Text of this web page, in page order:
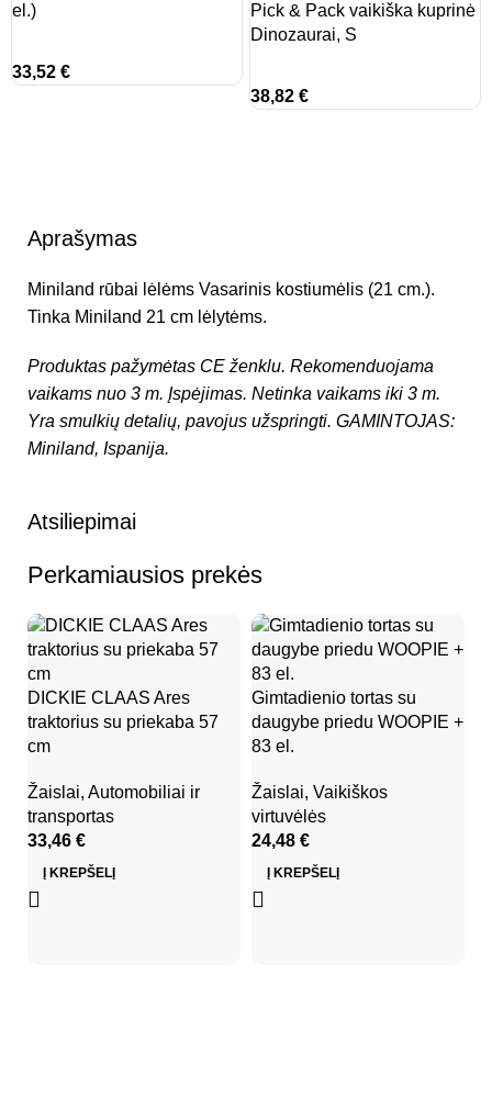
el.)
33,52€
Pick & Pack vaikiška kuprinė
Dinozaurai, S
38,82 €
Aprašymas
Miniland rūbai lėlėms Vasarinis kostiumėlis (21 cm.).
Tinka Miniland 21 cm lėlytėms.
Produktas pažymėtas CE ženklu. Rekomenduojama
vaikams nuo 3 m. Įspėjimas. Netinka vaikams iki 3 m.
Yra smulkių detalių, pavojus užspringti. GAMINTOJAS:
Miniland, Ispanija.
Atsiliepimai
Perkamiausios prekės
DICKIE CLAAS Ares
traktorius su priekaba 57
cm
Žaislai, Automobiliai ir
transportas
33,46 €
Į KREPŠELĮ
Gimtadienio tortas su
daugybe priedu WOOPIE +
83 el.
Žaislai, Vaikiškos
virtuvėlės
24,48 €
Į KREPŠELĮ